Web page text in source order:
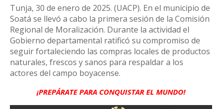
Tunja, 30 de enero de 2025. (UACP). En el municipio de
Soatá se llevó a cabo la primera sesión de la Comisión
Regional de Moralización. Durante la actividad el
Gobierno departamental ratificó su compromiso de
seguir fortaleciendo las compras locales de productos
naturales, frescos y sanos para respaldar a los
actores del campo boyacense.
¡PREPÁRATE PARA CONQUISTAR EL MUNDO!